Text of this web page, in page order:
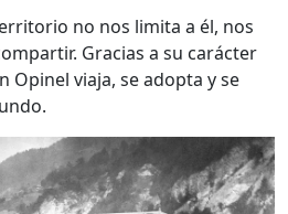
no nos limita a él, nos
Gracias a su carácter
Opinel viaja, se adopta y se